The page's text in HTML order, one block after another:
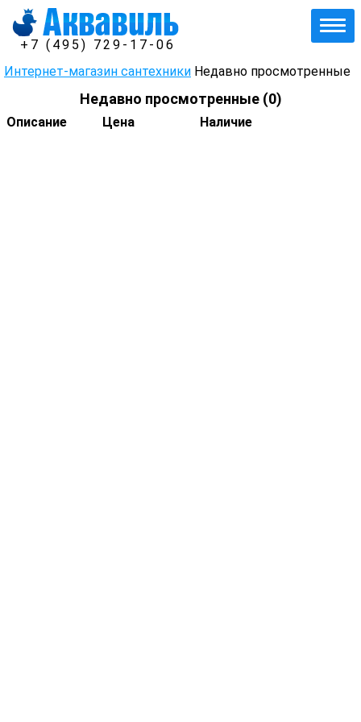
+7 (495) 729-17-06
Интернет-магазин сантехники Недавно просмотренные
Недавно просмотренные (0)
Описание Цена Наличие